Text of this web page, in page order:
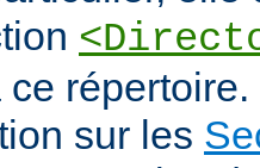
répertoire.
sur les